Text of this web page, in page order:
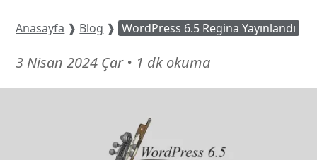
Anasayfa ❱ Blog ❱ WordPress 6.5 Regina Yayınlandı
3 Nisan 2024 Çar 21
Mart
• 1 dk okuma